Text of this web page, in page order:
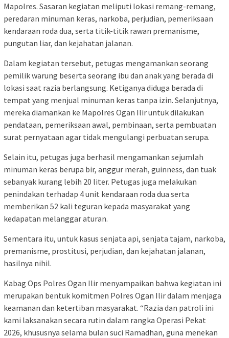
Mapolres. Sasaran kegiatan meliputi lokasi remang-remang,
peredaran minuman keras, narkoba, perjudian, pemeriksaan
kendaraan roda dua, serta titik-titik rawan premanisme,
pungutan liar, dan kejahatan jalanan.
Dalam kegiatan tersebut, petugas mengamankan seorang
pemilik warung beserta seorang ibu dan anak yang berada di
lokasi saat razia berlangsung. Ketiganya diduga berada di
tempat yang menjual minuman keras tanpa izin. Selanjutnya,
mereka diamankan ke Mapolres Ogan Ilir untuk dilakukan
pendataan, pemeriksaan awal, pembinaan, serta pembuatan
surat pernyataan agar tidak mengulangi perbuatan serupa.
Selain itu, petugas juga berhasil mengamankan sejumlah
minuman keras berupa bir, anggur merah, guinness, dan tuak
sebanyak kurang lebih 20 liter. Petugas juga melakukan
penindakan terhadap 4 unit kendaraan roda dua serta
memberikan 52 kali teguran kepada masyarakat yang
kedapatan melanggar aturan.
Sementara itu, untuk kasus senjata api, senjata tajam, narkoba,
premanisme, prostitusi, perjudian, dan kejahatan jalanan,
hasilnya nihil.
Kabag Ops Polres Ogan Ilir menyampaikan bahwa kegiatan ini
merupakan bentuk komitmen Polres Ogan Ilir dalam menjaga
keamanan dan ketertiban masyarakat. “Razia dan patroli ini
kami laksanakan secara rutin dalam rangka Operasi Pekat
2026, khususnya selama bulan suci Ramadhan, guna menekan